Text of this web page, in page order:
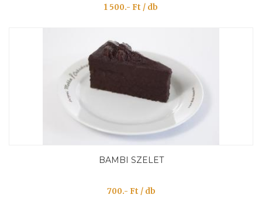
1 500.- Ft / db
BAMBI SZELET
700.- Ft / db